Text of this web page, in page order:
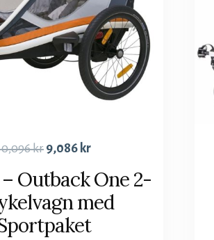
kr 9,086 kr
Outback One 2-
med